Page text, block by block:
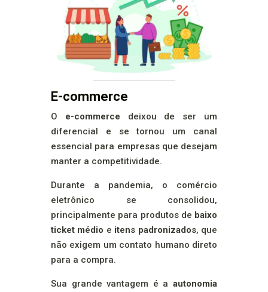
E-commerce
O e-commerce deixou de ser um
diferencial e se tornou um canal
essencial para empresas que desejam
manter a competitividade.
Durante a pandemia, o comércio
eletrônico se consolidou,
principalmente para produtos de baixo
ticket médio e itens padronizados, que
não exigem um contato humano direto
para a compra.
Sua grande vantagem é a autonomia